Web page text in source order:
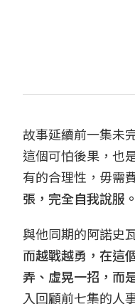
故事延續前一集未
這個可怕後果，也
有的合理性，毋需
張，完全自我說服
與他同期的阿諾史
而越戰越勇，在這
弄、虛晃一招，而
入回顧前七集的人